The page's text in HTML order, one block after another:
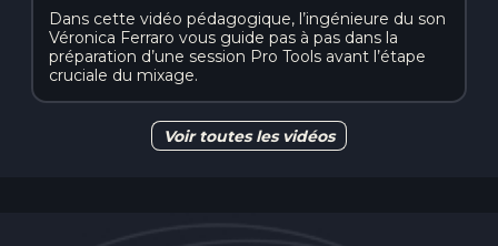
Dans cette vidéo pédagogique, l’ingénieure du son
Véronica Ferraro vous guide pas à pas dans la
préparation d’une session Pro Tools avant l’étape
cruciale du mixage.
Voir toutes les vidéos